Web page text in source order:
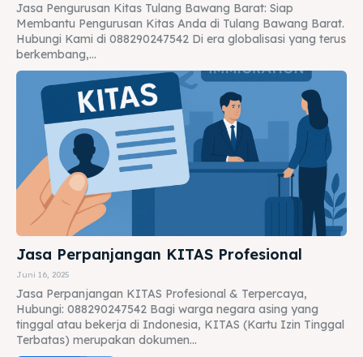
Jasa Pengurusan Kitas Tulang Bawang Barat: Siap
Membantu Pengurusan Kitas Anda di Tulang Bawang Barat.
Hubungi Kami di 088290247542 Di era globalisasi yang terus
berkembang,...
Jasa Perpanjangan KITAS Profesional
Juni 16, 2025
Jasa Perpanjangan KITAS Profesional & Terpercaya,
Hubungi: 088290247542 Bagi warga negara asing yang
tinggal atau bekerja di Indonesia, KITAS (Kartu Izin Tinggal
Terbatas) merupakan dokumen...